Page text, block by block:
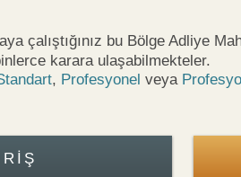
çalıştığınız bu Bölge Adliye
karara ulaşabilmekteler.
, Profesyonel veya